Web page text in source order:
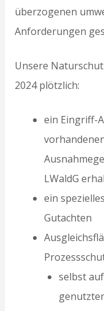
überzogenen
Anforderungen
Unsere
2024 plötzlich:
ein Eingriff-
LWaldG
ein
Gutachten
selbst